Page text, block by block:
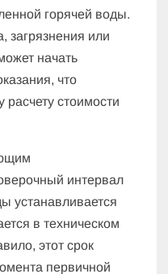
горячей воды.
загрязнения или
начать
что
стоимости
интервал
устанавливается
в техническом
этот срок
первичной